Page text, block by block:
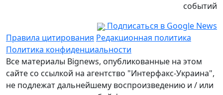
событий
Подписаться в Google News
Правила цитирования Редакционная политика
Политика конфиденциальности
Все материалы Bignews, опубликованные на этом
сайте со ссылкой на агентство "Интерфакс-Украина",
не подлежат дальнейшему воспроизведению и / или